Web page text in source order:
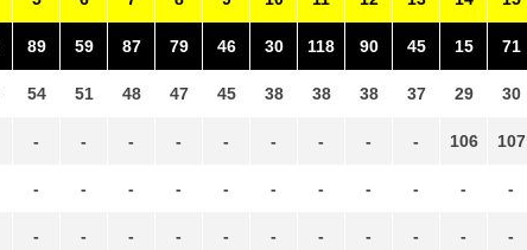
89
54
-
-
-
59
51
-
-
-
87
48
-
-
-
79
47
-
-
-
46
45
-
-
-
30
38
-
-
-
118
38
-
-
-
90
38
-
-
-
45
37
-
-
-
15
29
106
-
-
71
30
107
-
-